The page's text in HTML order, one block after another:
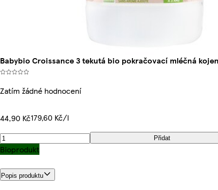
Babybio Croissance 3 tekutá bio pokračovací mléčná
Zatím žádné hodnocení
44,90 Kč179,60 Kč/l
Přidat
Bioprodukt
Popis produktu